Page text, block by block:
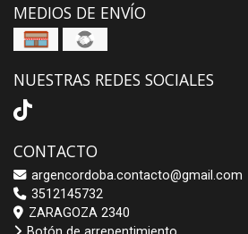
MEDIOS DE ENVÍO
NUESTRAS REDES SOCIALES
CONTACTO
argencordoba.contacto@gmail.com
3512145732
ZARAGOZA 2340